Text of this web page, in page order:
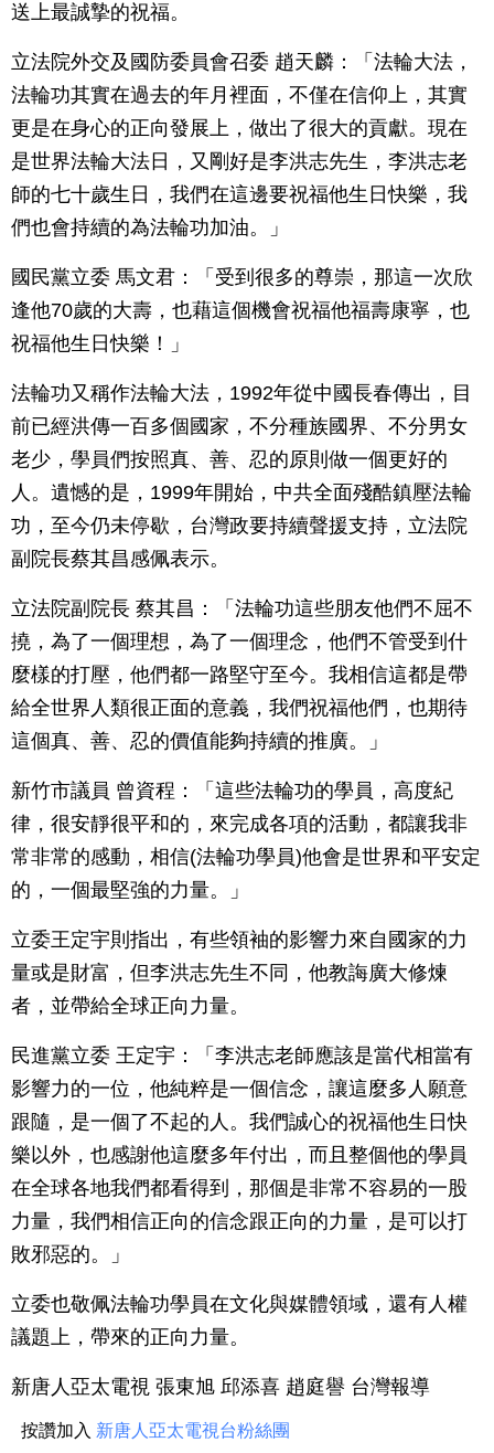
送上最誠摯的祝福。
立法院外交及國防委員會召委 趙天麟：「法輪大法，
法輪功其實在過去的年月裡面，不僅在信仰上，其實
更是在身心的正向發展上，做出了很大的貢獻。現在
是世界法輪大法日，又剛好是李洪志先生，李洪志老
師的七十歲生日，我們在這邊要祝福他生日快樂，我
們也會持續的為法輪功加油。」
國民黨立委 馬文君：「受到很多的尊崇，那這一次欣
逢他70歲的大壽，也藉這個機會祝福他福壽康寧，也
祝福他生日快樂！」
法輪功又稱作法輪大法，1992年從中國長春傳出，目
前已經洪傳一百多個國家，不分種族國界、不分男女
老少，學員們按照真、善、忍的原則做一個更好的
人。遺憾的是，1999年開始，中共全面殘酷鎮壓法輪
功，至今仍未停歇，台灣政要持續聲援支持，立法院
副院長蔡其昌感佩表示。
立法院副院長 蔡其昌：「法輪功這些朋友他們不屈不
撓，為了一個理想，為了一個理念，他們不管受到什
麼樣的打壓，他們都一路堅守至今。我相信這都是帶
給全世界人類很正面的意義，我們祝福他們，也期待
這個真、善、忍的價值能夠持續的推廣。」
新竹市議員 曾資程：「這些法輪功的學員，高度紀
律，很安靜很平和的，來完成各項的活動，都讓我非
常非常的感動，相信(法輪功學員)他會是世界和平安定
的，一個最堅強的力量。」
立委王定宇則指出，有些領袖的影響力來自國家的力
量或是財富，但李洪志先生不同，他教誨廣大修煉
者，並帶給全球正向力量。
民進黨立委 王定宇：「李洪志老師應該是當代相當有
影響力的一位，他純粹是一個信念，讓這麼多人願意
跟隨，是一個了不起的人。我們誠心的祝福他生日快
樂以外，也感謝他這麼多年付出，而且整個他的學員
在全球各地我們都看得到，那個是非常不容易的一股
力量，我們相信正向的信念跟正向的力量，是可以打
敗邪惡的。」
立委也敬佩法輪功學員在文化與媒體領域，還有人權
議題上，帶來的正向力量。
新唐人亞太電視 張東旭 邱添喜 趙庭譽 台灣報導
按讚加入 新唐人亞太電視台粉絲團